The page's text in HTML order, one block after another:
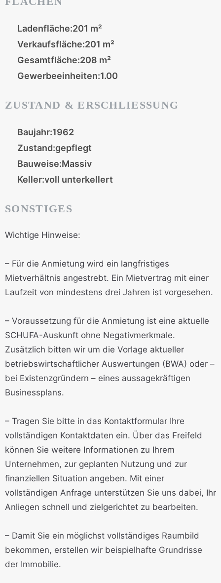
Ladenfläche:201 m²
Verkaufsfläche:201 m²
Gesamtfläche:208 m²
Gewerbeeinheiten:1.00
ZUSTAND & ERSCHLIESSUNG
Baujahr:1962
Zustand:gepflegt
Bauweise:Massiv
Keller:voll unterkellert
SONSTIGES
Wichtige Hinweise:
– Für die Anmietung wird ein langfristiges
Mietverhältnis angestrebt. Ein Mietvertrag mit einer
Laufzeit von mindestens drei Jahren ist vorgesehen.
– Voraussetzung für die Anmietung ist eine aktuelle
SCHUFA-Auskunft ohne Negativmerkmale.
Zusätzlich bitten wir um die Vorlage aktueller
betriebswirtschaftlicher Auswertungen (BWA) oder –
bei Existenzgründern – eines aussagekräftigen
Businessplans.
– Tragen Sie bitte in das Kontaktformular Ihre
vollständigen Kontaktdaten ein. Über das Freifeld
können Sie weitere Informationen zu Ihrem
Unternehmen, zur geplanten Nutzung und zur
finanziellen Situation angeben. Mit einer
vollständigen Anfrage unterstützen Sie uns dabei, Ihr
Anliegen schnell und zielgerichtet zu bearbeiten.
– Damit Sie ein möglichst vollständiges Raumbild
bekommen, erstellen wir beispielhafte Grundrisse
der Immobilie.